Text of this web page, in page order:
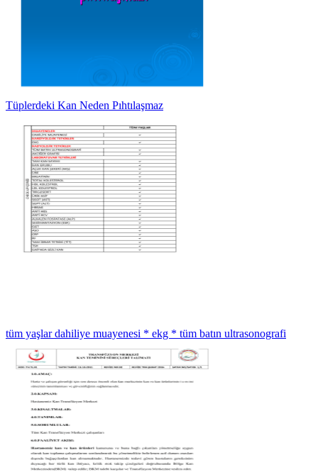
Tüplerdeki Kan Neden Pıhtılaşmaz
tüm yaşlar dahiliye muayenesi * ekg * tüm batın ultrasonografi